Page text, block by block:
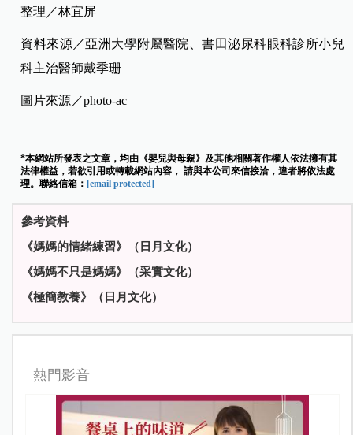
整理／林宜屏
資料來源／亞洲大學附屬醫院、書田泌尿科眼科診所小兒
科主治醫師戴季珊
圖片來源／photo-ac
*本網站所發表之文章，均由《嬰兒與母親》及其他相關著作權人依法擁有其
法律權益，若欲引用或轉載網站內容， 請與本公司來信接洽，違者將依法處
理。聯絡信箱： [email protected]
參考資料
《媽媽的情緒練習》（日月文化）
《媽媽不只是媽媽》（采實文化）
《極簡教養》（日月文化）
熱門影音